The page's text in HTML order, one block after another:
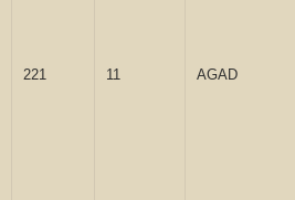
221 11 AGAD